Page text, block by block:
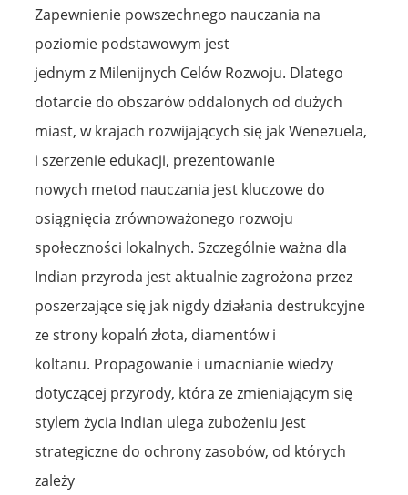
Zapewnienie powszechnego nauczania na
poziomie podstawowym jest
jednym z Milenijnych Celów Rozwoju. Dlatego
dotarcie do obszarów oddalonych od dużych
miast, w krajach rozwijających się jak Wenezuela,
i szerzenie edukacji, prezentowanie
nowych metod nauczania jest kluczowe do
osiągnięcia zrównoważonego rozwoju
społeczności lokalnych. Szczególnie ważna dla
Indian przyroda jest aktualnie zagrożona przez
poszerzające się jak nigdy działania destrukcyjne
ze strony kopalń złota, diamentów i
koltanu. Propagowanie i umacnianie wiedzy
dotyczącej przyrody, która ze zmieniającym się
stylem życia Indian ulega zubożeniu jest
strategiczne do ochrony zasobów, od których
zależy